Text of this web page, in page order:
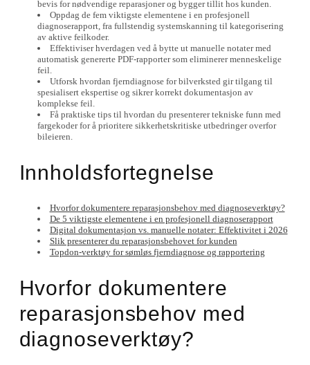
bevis for nødvendige reparasjoner og bygger tillit hos kunden.
Oppdag de fem viktigste elementene i en profesjonell
diagnoserapport, fra fullstendig systemskanning til kategorisering
av aktive feilkoder.
Effektiviser hverdagen ved å bytte ut manuelle notater med
automatisk genererte PDF-rapporter som eliminerer menneskelige
feil.
Utforsk hvordan fjerndiagnose for bilverksted gir tilgang til
spesialisert ekspertise og sikrer korrekt dokumentasjon av
komplekse feil.
Få praktiske tips til hvordan du presenterer tekniske funn med
fargekoder for å prioritere sikkerhetskritiske utbedringer overfor
bileieren.
Innholdsfortegnelse
Hvorfor dokumentere reparasjonsbehov med diagnoseverktøy?
De 5 viktigste elementene i en profesjonell diagnoserapport
Digital dokumentasjon vs. manuelle notater: Effektivitet i 2026
Slik presenterer du reparasjonsbehovet for kunden
Topdon-verktøy for sømløs fjerndiagnose og rapportering
Hvorfor dokumentere
reparasjonsbehov med
diagnoseverktøy?